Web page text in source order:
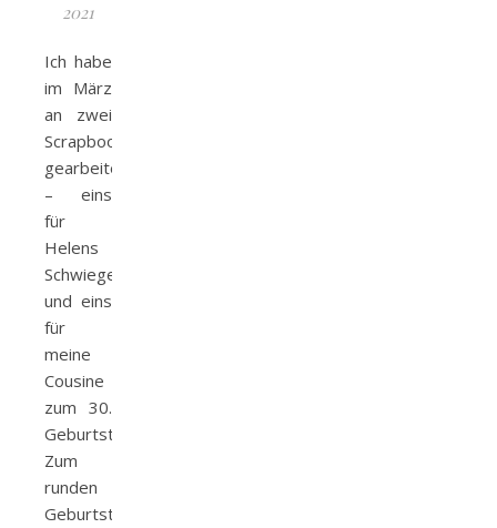
2021
Ich habe
im März
an zwei
Scrapbooks
gearbeitet
– eins
für
Helens
Schwiegereltern
und eins
für
meine
Cousine
zum 30.
Geburtstag.
Zum
runden
Geburtstag